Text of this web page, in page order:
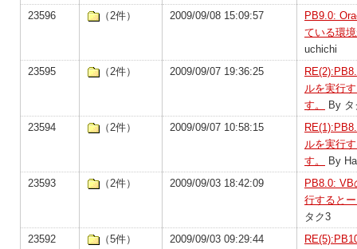
23596
（2件） 2009/09/08 15:09:57
PB9.0:
ている環
uchichi
23595
（2件） 2009/09/07 19:36:25
ルを実行
す。
By タ
23594
（2件） 2009/09/07 10:58:15
ルを実行
す。
By
23593
（2件） 2009/09/03 18:42:09
PB8.0: VB
行すると
タク3
23592
（5件） 2009/09/03 09:29:44